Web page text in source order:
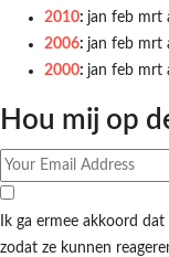
2010: jan feb mrt
2006: jan feb mrt
2000: jan feb mrt
Hou mij op
Ik ga ermee akkoord
zodat ze kunnen